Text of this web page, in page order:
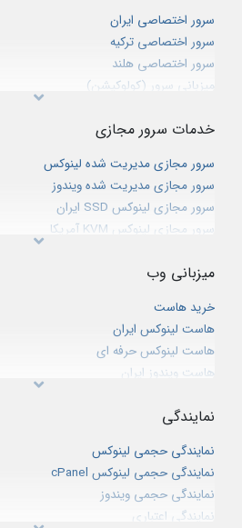
سرور اختصاصی ایران
سرور اختصاصی ترکیه
سرور اختصاصی هلند
میزبانی سرور (کولوکیشن)
خدمات سرور مجازی
سرور مجازی مدیریت شده لینوکس
سرور مجازی مدیریت شده ویندوز
سرور مجازی لینوکس SSD ایران
سرور مجازی لینوکس KVM آمریکا
سرور مجازی ویندوز ایران
سرور مجازی گیم
میزبانی وب
خرید هاست
هاست لینوکس ایران
هاست لینوکس حرفه ای
هاست ویندوز ایران
میزبانی فضای پشتیبان
هاست وردپرس
هاست سازمانی لینوکس
خدمات میزبانی ایمیل (ایمیل هاستینگ)
نمایندگی
نمایندگی حجمی لینوکس
نمایندگی حجمی لینوکس cPanel
نمایندگی حجمی ویندوز
نمایندگی اعتباری